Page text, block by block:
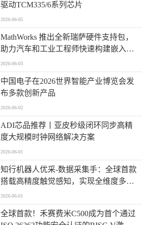
驱动TCM335/6系列芯片
2026-06-05
MathWorks 推出全新瑞萨硬件支持包，
助力汽车和工业工程师快速构建嵌入式
系统原型
2026-06-03
中国电子在2026世界智能产业博览会发
布多款创新产品
2026-06-02
ADI芯品推荐丨亚皮秒级闭环同步高精
度大规模时钟网络解决方案
2026-06-01
知行机器人优采-数据采集手：全球首款
搭载高精度触觉感知，实现全维度多模
态同步采集
2026-06-01
全球首款！禾赛费米C500成为首个通过